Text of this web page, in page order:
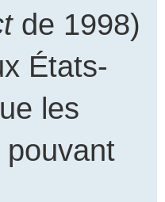
de 1998)
États-
les